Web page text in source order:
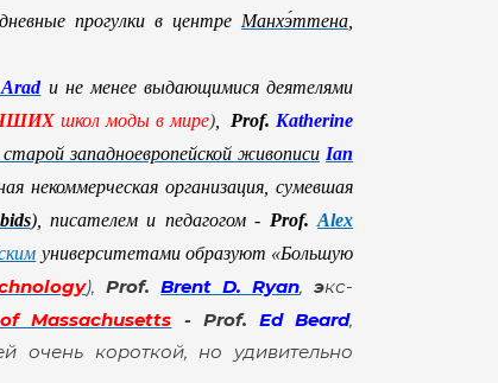
прогулки в центреМанхэ́ттена,
и не менее выдающимися деятелями
школ моды в мире),Prof. Katherine
старой западноевропейской живописи Ian
некоммерческая организация, сумевшая
), писателем и педагогом - Prof. Alex
университетами образуют «Большую
),Prof. Brent D. Ryan,экс-
Massachusetts - Prof. Ed Beard,
очень короткой, но удивительно